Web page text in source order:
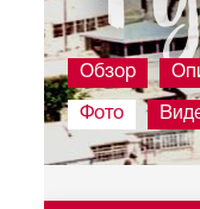
Обзор
Фото